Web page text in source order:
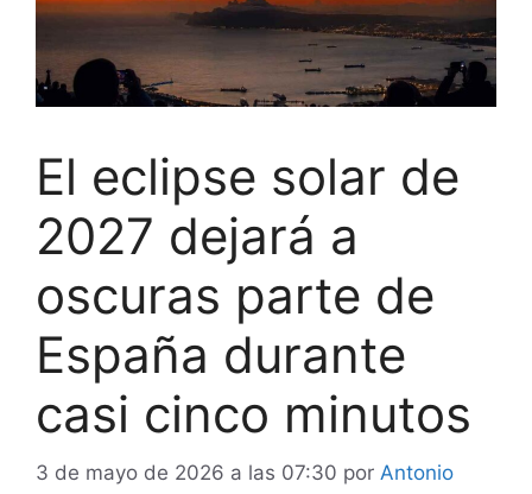
El eclipse solar de
2027 dejará a
oscuras parte de
España durante
casi cinco minutos
3 de mayo de 2026 a las 07:30 por Antonio